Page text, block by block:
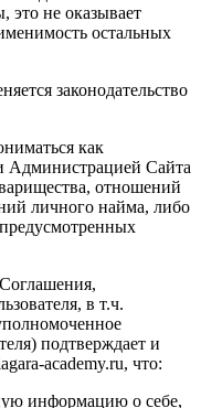
не оказывает
остальных
законодательство
как
Администрацией Сайта
отношений
личного найма, либо
в т.ч.
подтверждает и
academy.ru, что:
информацию о себе,